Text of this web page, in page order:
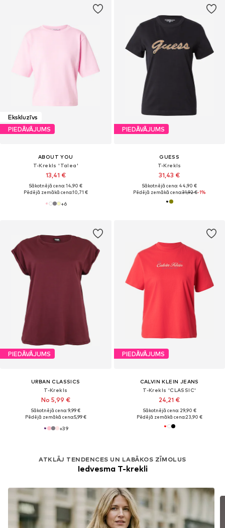
Ekskluzīvs
PIEDĀVĀJUMS
ABOUT YOU
T-Krekls 'Talea'
13,41 €
Sākotnējā cena: 14,90 €
Pēdējā zemākā cena:10,71 €
+6
PIEDĀVĀJUMS
GUESS
T-Krekls
31,43 €
Sākotnējā cena: 44,90 €
Pēdējā zemākā cena:31,92 €-1%
PIEDĀVĀJUMS
URBAN CLASSICS
T-Krekls
No 5,99 €
Sākotnējā cena: 9,99 €
Pēdējā zemākā cena:5,99 €
+39
PIEDĀVĀJUMS
CALVIN KLEIN JEANS
T-Krekls 'CLASSIC'
24,21 €
Sākotnējā cena: 29,90 €
Pēdējā zemākā cena:23,90 €
ATKLĀJ TENDENCES UN LABĀKOS ZĪMOLUS
Iedvesma T-krekli